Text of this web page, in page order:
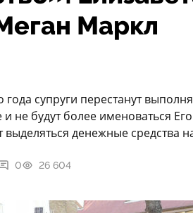
Маркл
супруги перестанут
не будут более именоваться
выделяться денежные средства
0 26 604